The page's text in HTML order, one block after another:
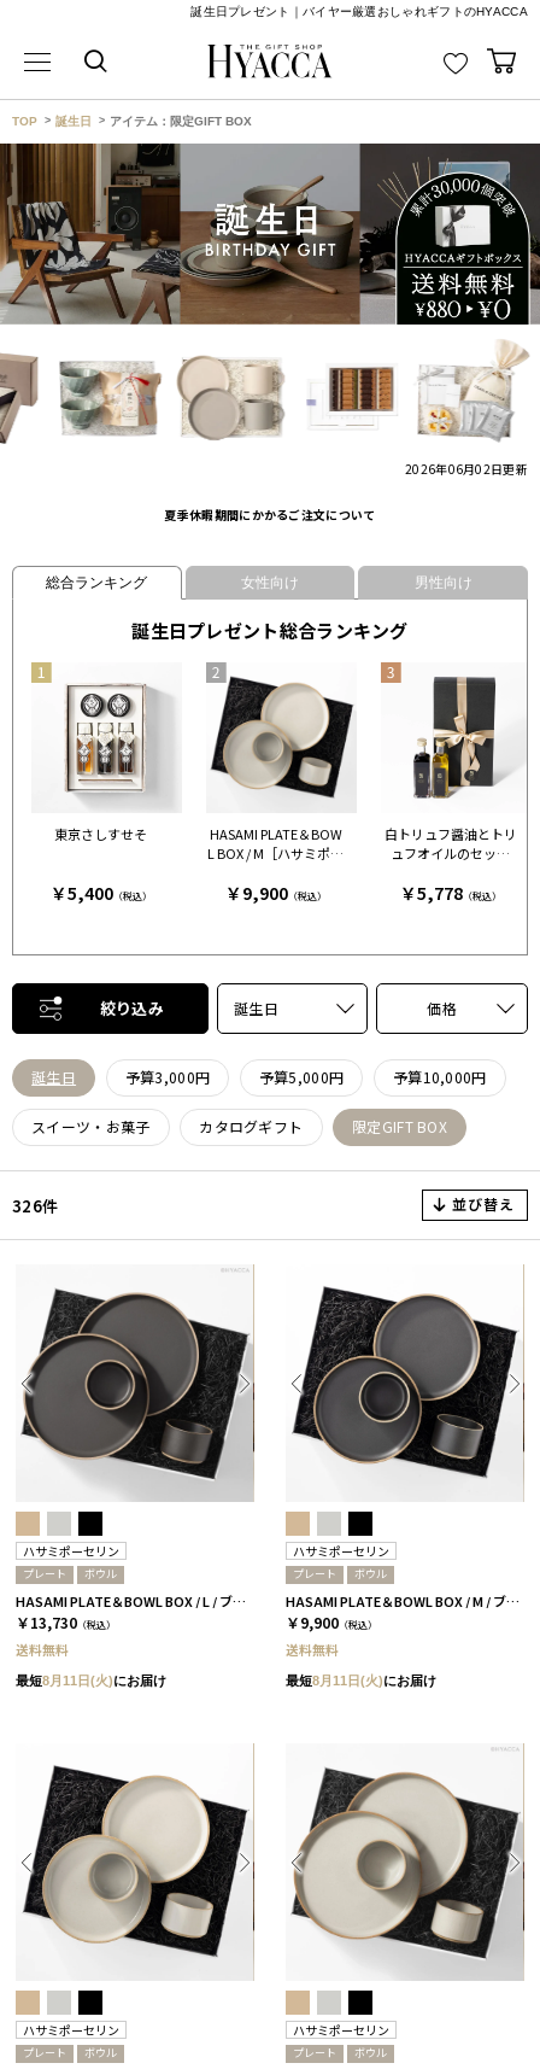
誕生日プレゼント｜バイヤー厳選おしゃれギフトのHYACCA
TOP 誕生日 アイテム：限定GIFT BOX
2026年06月02日更新
夏季休暇期間にかかるご注文について
総合ランキング 女性向け 男性向け
誕生日プレゼント総合ランキング
東京さしすせそ
￥5,400（税込）
HASAMI PLATE＆BOW
L BOX / M［ハサミポー
ミポーセリン］
￥9,900（税込）
白トリュフ醤油とトリ
ュフオイルのセット
AN］
￥5,778（税込）
絞り込み 誕生日 価格
誕生日 予算3,000円 予算5,000円 予算10,000円
スイーツ・お菓子 カタログギフト 限定GIFT BOX
326件 並び替え
ハサミポーセリン
プレート ボウル
HASAMI PLATE＆BOWL BOX / L / ブラック［ハサミポーセリン］
￥13,730 （税込）
送料無料
最短8月11日(火)にお届け
ハサミポーセリン
プレート ボウル
HASAMI PLATE＆BOWL BOX / M / ブラック［ハサミポーセリン］
￥9,900 （税込）
送料無料
最短8月11日(火)にお届け
ハサミポーセリン
プレート ボウル
ハサミポーセリン
プレート ボウル